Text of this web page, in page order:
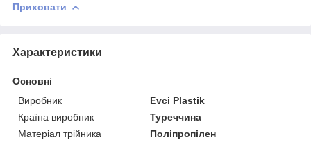
Приховати
Характеристики
Основні
Виробник
Evci Plastik
Країна виробник
Туреччина
Матеріал трійника
Поліпропілен